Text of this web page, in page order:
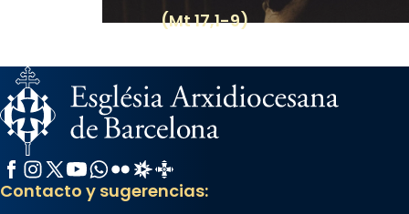
(Mt 17,1-9)
Facebook
Instagram
X / Twitter
YouTube
WhatsApp
FlickrRadio Estel
Catalunya Cristiana
Contacto y sugerencias: